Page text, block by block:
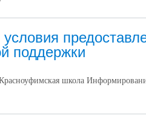
поддержки
школа